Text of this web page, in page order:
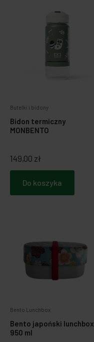
Butelki i bidony
Bidon termiczny
MONBENTO
149,00 zł
Do koszyka
Bento Lunchbox
Bento japoński lunchbox
950 ml